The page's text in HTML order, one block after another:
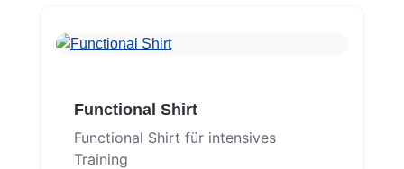
Functional Shirt
Functional Shirt für intensives
Training